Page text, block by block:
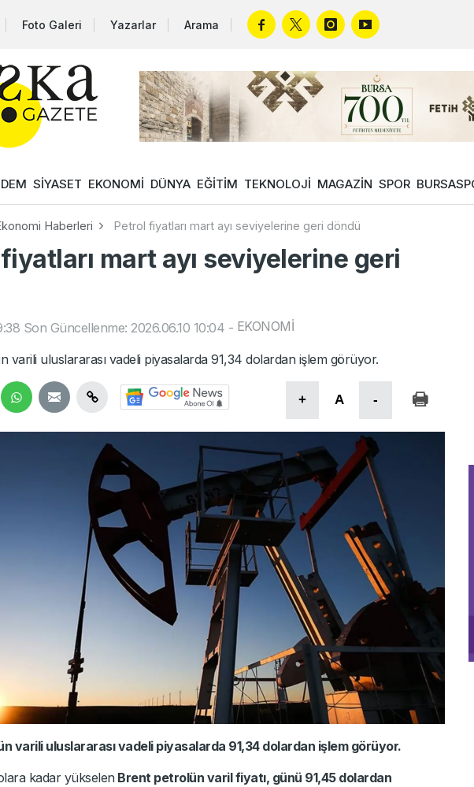
Foto Galeri Yazarlar Arama
SİYASET EKONOMİ DÜNYA EĞİTİM TEKNOLOJİ MAGAZİN SPOR
Haberleri Petrol fiyatları mart ayı seviyelerine geri döndü
mart ayı seviyelerine geri
Son Güncellenme: 2026.06.10 10:04 - EKONOMİ
varili uluslararası vadeli piyasalarda 91,34 dolardan işlem görüyor.
+ A -
varili uluslararası vadeli piyasalarda 91,34 dolardan işlem görüyor.
kadar yükselen Brent petrolün varil fiyatı, günü 91,45 dolardan